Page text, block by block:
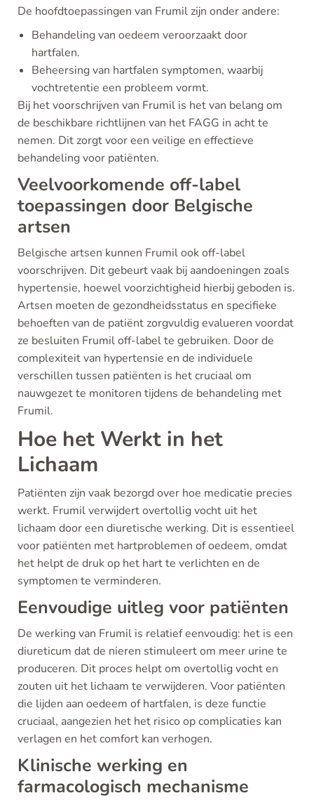
De hoofdtoepassingen van Frumil zijn onder andere:
Behandeling van oedeem veroorzaakt door
hartfalen.
Beheersing van hartfalen symptomen, waarbij
vochtretentie een probleem vormt.
Bij het voorschrijven van Frumil is het van belang om
de beschikbare richtlijnen van het FAGG in acht te
nemen. Dit zorgt voor een veilige en effectieve
behandeling voor patiënten.
Veelvoorkomende off-label
toepassingen door Belgische
artsen
Belgische artsen kunnen Frumil ook off-label
voorschrijven. Dit gebeurt vaak bij aandoeningen zoals
hypertensie, hoewel voorzichtigheid hierbij geboden is.
Artsen moeten de gezondheidsstatus en specifieke
behoeften van de patiënt zorgvuldig evalueren voordat
ze besluiten Frumil off-label te gebruiken. Door de
complexiteit van hypertensie en de individuele
verschillen tussen patiënten is het cruciaal om
nauwgezet te monitoren tijdens de behandeling met
Frumil.
Hoe het Werkt in het
Lichaam
Patiënten zijn vaak bezorgd over hoe medicatie precies
werkt. Frumil verwijdert overtollig vocht uit het
lichaam door een diuretische werking. Dit is essentieel
voor patiënten met hartproblemen of oedeem, omdat
het helpt de druk op het hart te verlichten en de
symptomen te verminderen.
Eenvoudige uitleg voor patiënten
De werking van Frumil is relatief eenvoudig: het is een
diureticum dat de nieren stimuleert om meer urine te
produceren. Dit proces helpt om overtollig vocht en
zouten uit het lichaam te verwijderen. Voor patiënten
die lijden aan oedeem of hartfalen, is deze functie
cruciaal, aangezien het het risico op complicaties kan
verlagen en het comfort kan verhogen.
Klinische werking en
farmacologisch mechanisme